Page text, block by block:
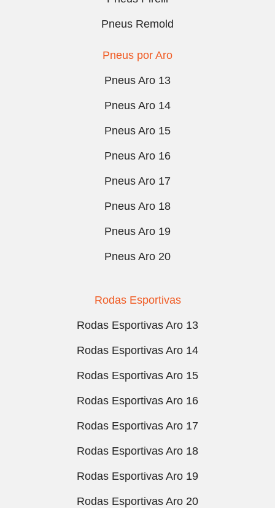
Pneus Remold
Pneus por Aro
Pneus Aro 13
Pneus Aro 14
Pneus Aro 15
Pneus Aro 16
Pneus Aro 17
Pneus Aro 18
Pneus Aro 19
Pneus Aro 20
Rodas Esportivas
Rodas Esportivas Aro 13
Rodas Esportivas Aro 14
Rodas Esportivas Aro 15
Rodas Esportivas Aro 16
Rodas Esportivas Aro 17
Rodas Esportivas Aro 18
Rodas Esportivas Aro 19
Rodas Esportivas Aro 20